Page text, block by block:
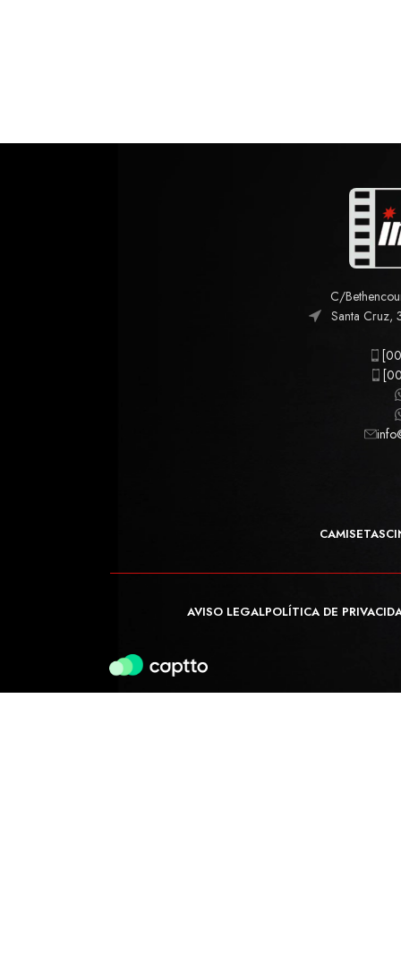
C/
Santa Cruz,
CAMISETAS
AVISO LEGALPOLÍTICA DE